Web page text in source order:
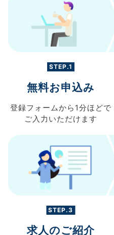
STEP.1
無料お申込み
登録フォームから 1分ほどで
ご入力 いただけます
STEP.3
求人のご紹介